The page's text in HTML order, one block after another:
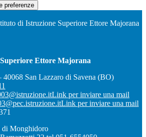
preferenze
di Istruzione Superiore Ettore Majorana
Ettore Majorana
40068 San Lazzaro di Savena (BO)
Link per inviare una mail
Link per inviare una mail
di Monghidoro